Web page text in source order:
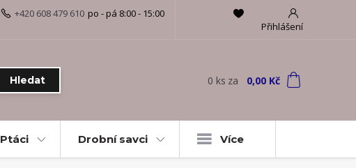
Přihlášení
Hledat
+420 608 479 610 po - pá 8:00 - 15:00
0 ks za 0,00 Kč
Ptáci Drobní savci Více